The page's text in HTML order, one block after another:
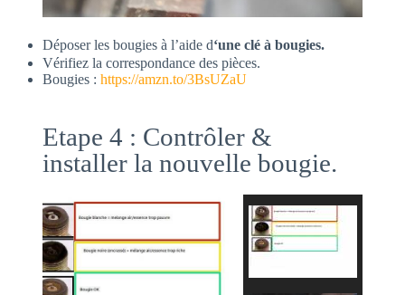
Déposer les bougies à l’aide d‘une clé à bougies.
Vérifiez la correspondance des pièces.
Bougies : https://amzn.to/3BsUZaU
Etape 4 : Contrôler &
installer la nouvelle bougie.